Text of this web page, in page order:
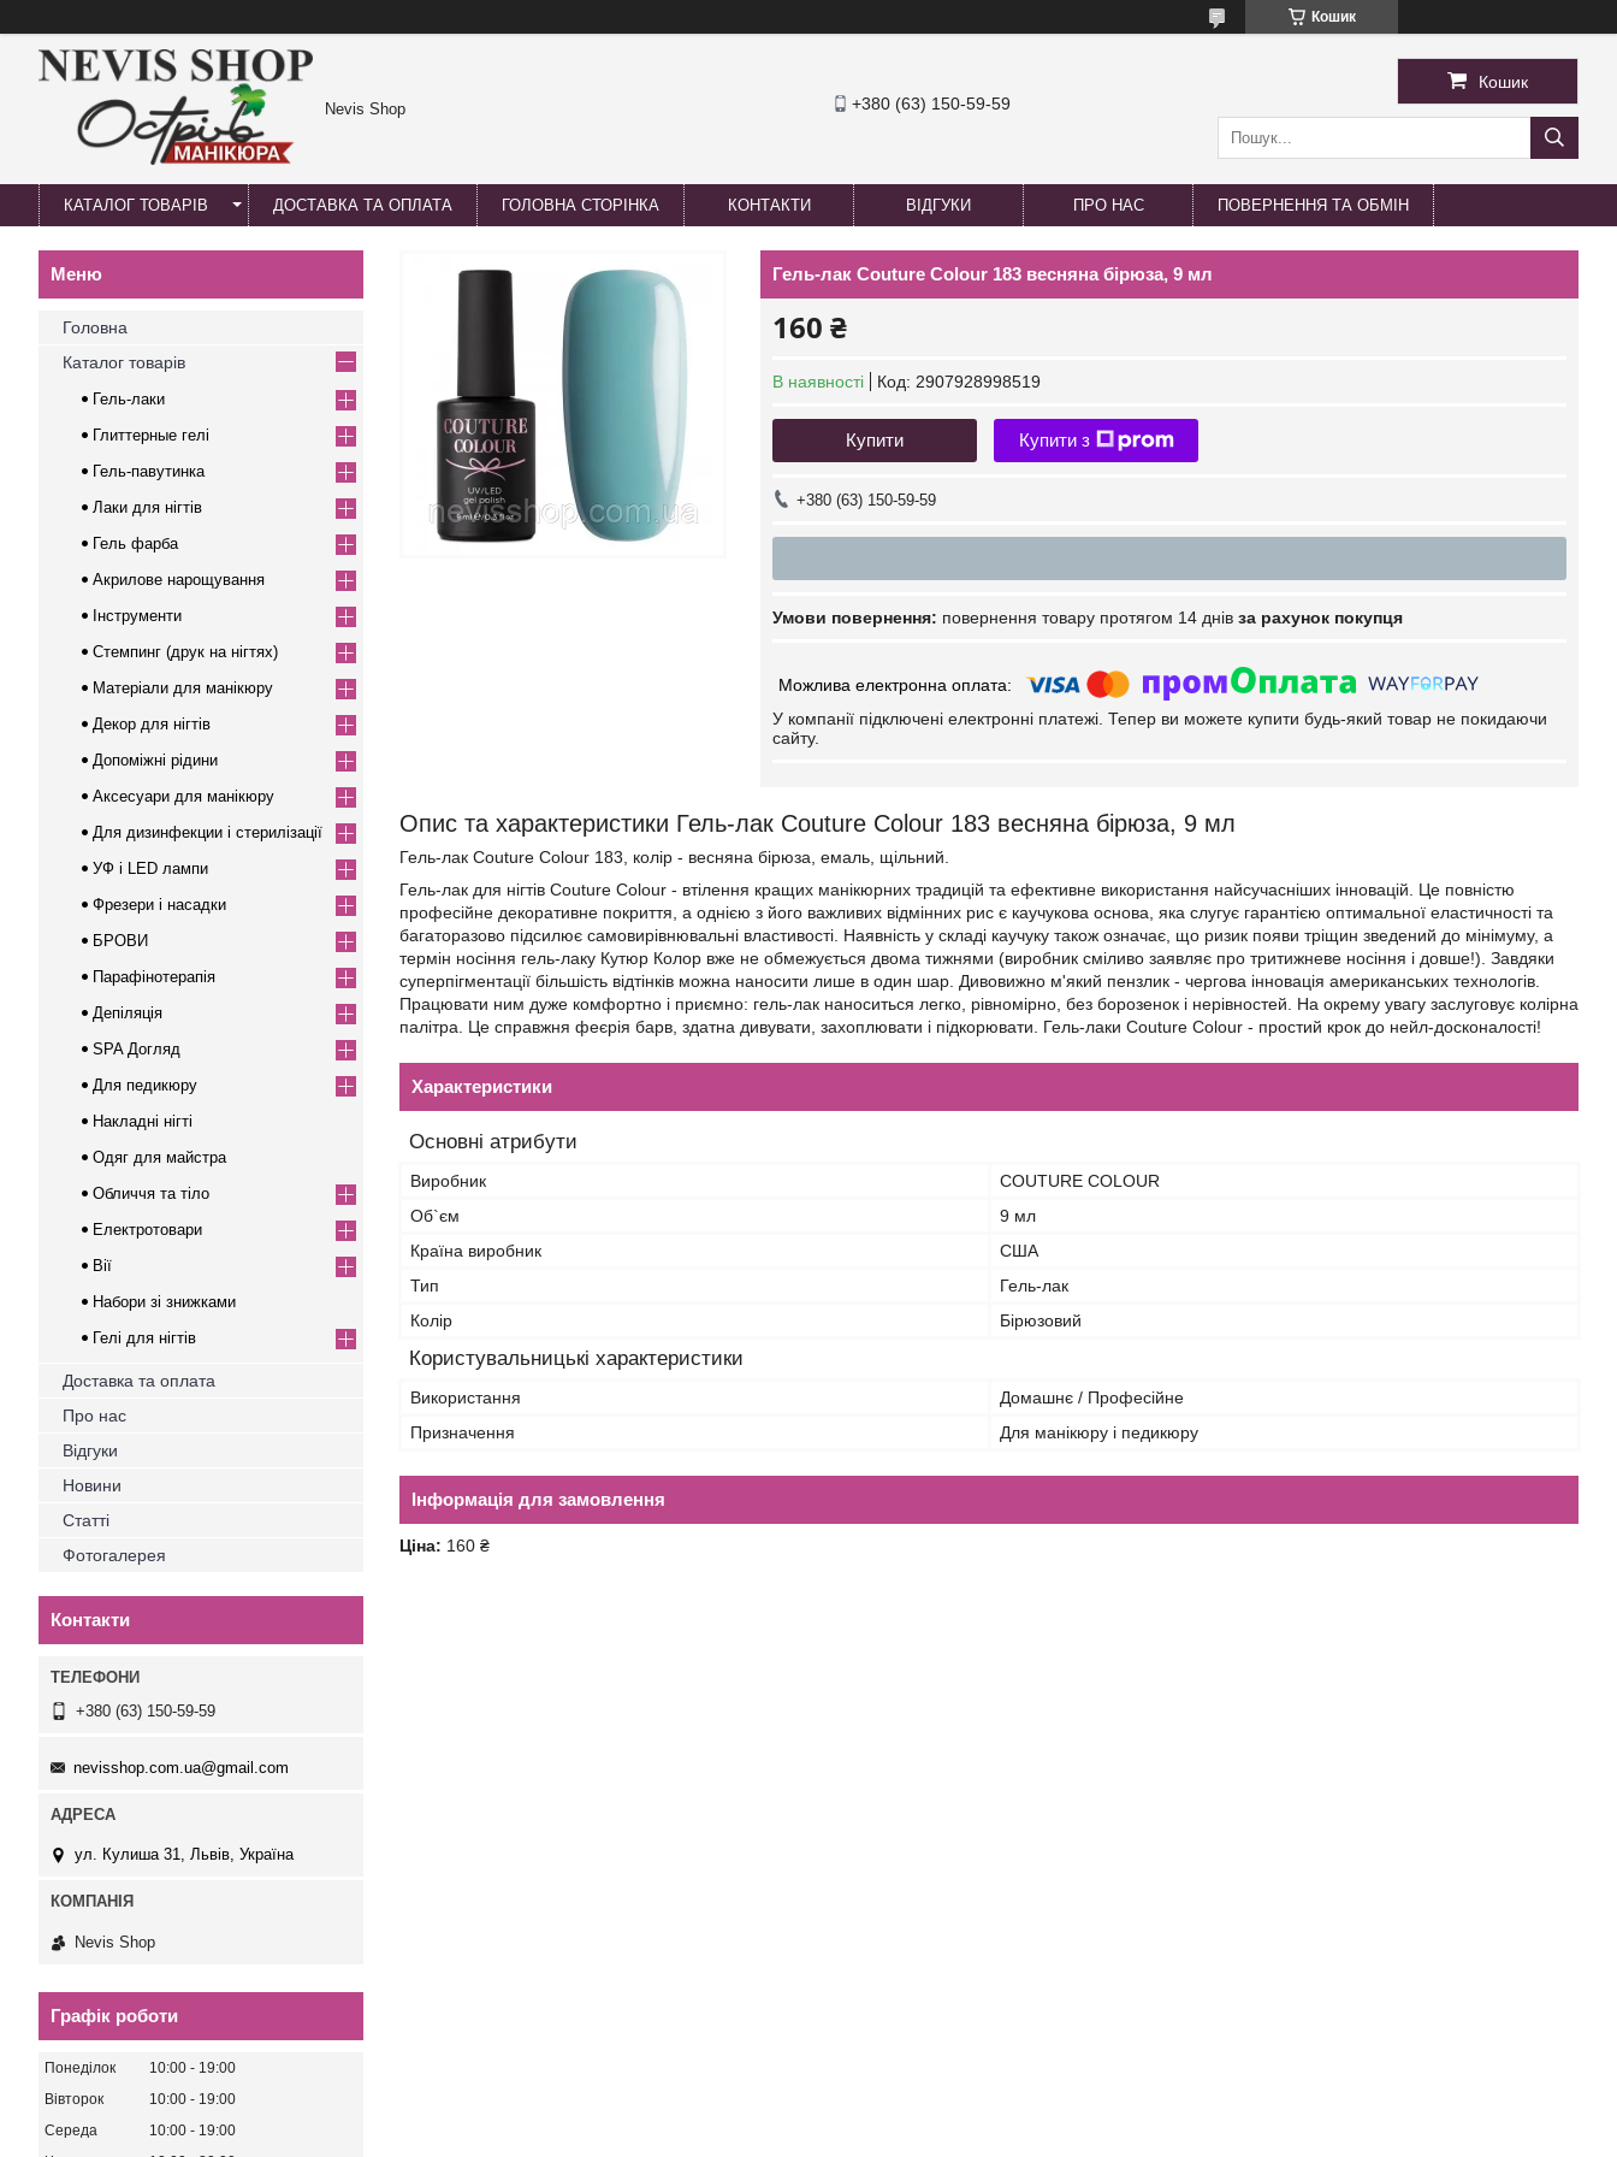
Кошик
Nevis Shop +380 (63) 150-59-59
Кошик
КАТАЛОГ ТОВАРІВ ДОСТАВКА ТА ОПЛАТА ГОЛОВНА СТОРІНКА КОНТАКТИ ВІДГУКИ ПРО НАС ПОВЕРНЕННЯ ТА ОБМІН
Гель-лак Couture Colour 183 весняна бірюза, 9 мл
160 ₴
В наявності Код: 2907928998519
Купити Купити з
+380 (63) 150-59-59
повернення товару протягом 14 днів за рахунок покупця
У компанії підключені електронні платежі. Тепер ви можете купити будь-який товар не покидаючи
сайту.
Опис та характеристики Гель-лак Couture Colour 183 весняна бірюза, 9 мл
Гель-лак Couture Colour 183, колір - весняна бірюза, емаль, щільний.
Гель-лак для нігтів Couture Colour - втілення кращих манікюрних традицій та ефективне використання найсучасніших інновацій. Це повністю
професійне декоративне покриття, а однією з його важливих відмінних рис є каучукова основа, яка слугує гарантією оптимальної еластичності та
багаторазово підсилює самовирівнювальні властивості. Наявність у складі каучуку також означає, що ризик появи тріщин зведений до мінімуму, а
термін носіння гель-лаку Кутюр Колор вже не обмежується двома тижнями (виробник сміливо заявляє про тритижневе носіння і довше!). Завдяки
суперпігментації більшість відтінків можна наносити лише в один шар. Дивовижно м'який пензлик - чергова інновація американських технологів.
Працювати ним дуже комфортно і приємно: гель-лак наноситься легко, рівномірно, без борозенок і нерівностей. На окрему увагу заслуговує колірна
палітра. Це справжня феєрія барв, здатна дивувати, захоплювати і підкорювати. Гель-лаки Couture Colour - простий крок до нейл-досконалості!
Характеристики
Основні атрибути
Виробник
COUTURE COLOUR
Об`єм
9 мл
Країна виробник
США
Тип
Гель-лак
Колір
Бірюзовий
Користувальницькі характеристики
Використання
Домашнє / Професійне
Призначення
Для манікюру і педикюру
Інформація для замовлення
Ціна: 160 ₴
Головна
Каталог товарів
Гель-лаки
Глиттерные гелі
Гель-павутинка
Лаки для нігтів
Гель фарба
Акрилове нарощування
Інструменти
Стемпинг (друк на нігтях)
Матеріали для манікюру
Декор для нігтів
Допоміжні рідини
Аксесуари для манікюру
Для дизинфекции і стерилізації
УФ і LED лампи
Фрезери і насадки
БРОВИ
Парафінотерапія
Депіляція
SPA Догляд
Для педикюру
Накладні нігті
Одяг для майстра
Обличчя та тіло
Електротовари
Вії
Набори зі знижками
Гелі для нігтів
Доставка та оплата
Про нас
Відгуки
Новини
Статті
Фотогалерея
Контакти
+380 (63) 150-59-59
nevisshop.com.ua@gmail.com
ул. Кулиша 31, Львів, Україна
Nevis Shop
Графік роботи
Понеділок 10:00
19:00
Вівторок
10:00
19:00
Середа
10:00
19:00